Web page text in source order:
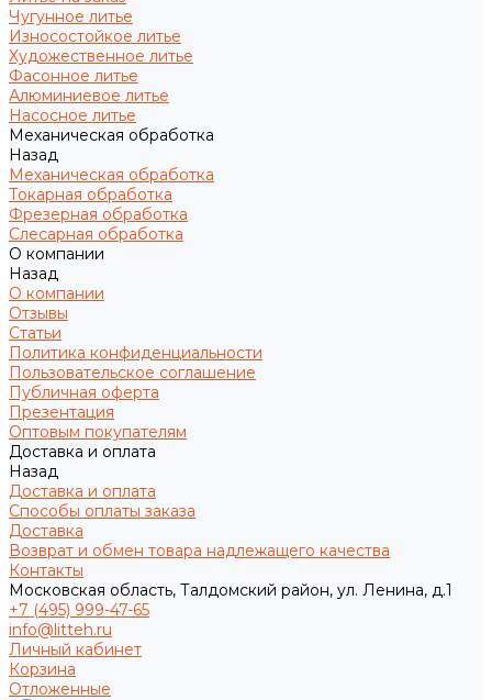
Чугунное литье
Износостойкое литье
Художественное литье
Фасонное литье
Алюминиевое литье
Насосное литье
Механическая обработка
Назад
Механическая обработка
Токарная обработка
Фрезерная обработка
Слесарная обработка
О компании
Назад
О компании
Отзывы
Статьи
Политика конфиденциальности
Пользовательское соглашение
Публичная оферта
Презентация
Оптовым покупателям
Доставка и оплата
Назад
Доставка и оплата
Способы оплаты заказа
Доставка
Возврат и обмен товара надлежащего качества
Контакты
Московская область, Талдомский район, ул. Ленина, д.1
+7 (495) 999-47-65
info@litteh.ru
Личный кабинет
Корзина
Отложенные